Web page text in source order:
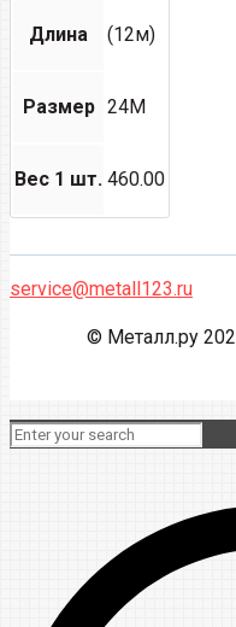
Длина (12м)
Размер 24М
Вес 1 шт. 460.00
service@metall123.ru
© Металл.ру